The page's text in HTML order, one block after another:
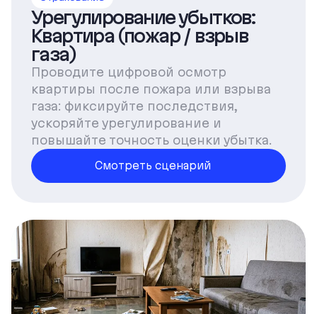
Урегулирование убытков:
Квартира (пожар / взрыв
газа)
Проводите цифровой осмотр
квартиры после пожара или взрыва
газа: фиксируйте последствия,
ускоряйте урегулирование и
повышайте точность оценки убытка.
Смотреть сценарий